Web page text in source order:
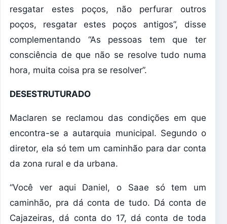
resgatar estes poços, não perfurar outros
poços, resgatar estes poços antigos”, disse
complementando “As pessoas tem que ter
consciência de que não se resolve tudo numa
hora, muita coisa pra se resolver”.
DESESTRUTURADO
Maclaren se reclamou das condições em que
encontra-se a autarquia municipal. Segundo o
diretor, ela só tem um caminhão para dar conta
da zona rural e da urbana.
“Você ver aqui Daniel, o Saae só tem um
caminhão, pra dá conta de tudo. Dá conta de
Cajazeiras, dá conta do 17, dá conta de toda